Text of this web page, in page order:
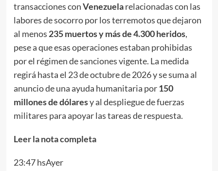
transacciones conVenezuelarelacionadas con las
labores de socorro por los terremotos que dejaron
al menos 235 muertos y más de 4.300 heridos,
pese a que esas operaciones estaban prohibidas
por el régimen de sanciones vigente. La medida
regirá hasta el 23 de octubre de 2026 y se suma al
anuncio de una ayuda humanitaria por150
millones de dólaresy al despliegue de fuerzas
militares para apoyar las tareas de respuesta.
Leer la nota completa
23:47 hsAyer